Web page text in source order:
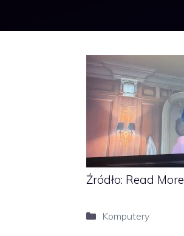
Źródło: Read More
Kategorie
Komputery